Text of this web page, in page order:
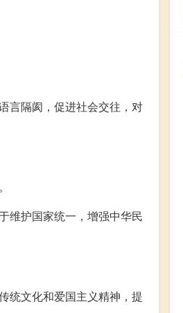
言隔阂，促进社会交往，对
维护国家统一，增强中华民
统文化和爱国主义精神，提